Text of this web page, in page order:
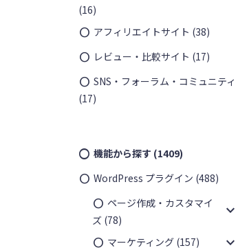
(16)
アフィリエイトサイト (38)
レビュー・比較サイト (17)
SNS・フォーラム・コミュニティ
(17)
機能から探す (1409)
WordPress プラグイン (488)
ページ作成・カスタマイ
ズ (78) expand_more
マーケティング (157) expand_more